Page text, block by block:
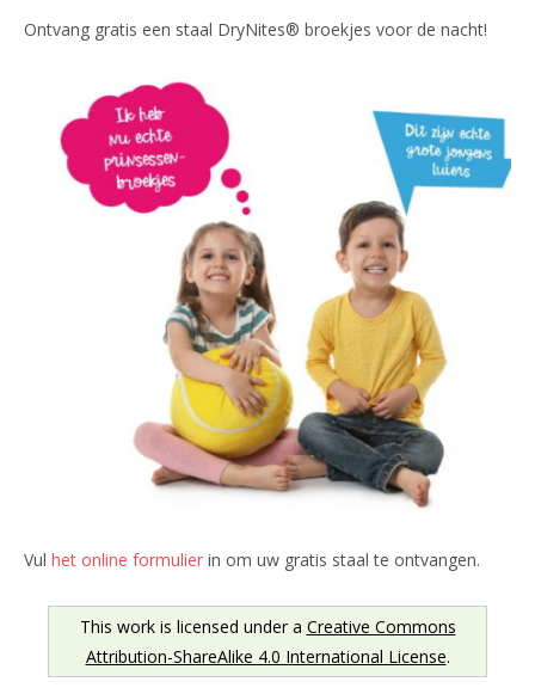
Ontvang gratis een staal DryNites® broekjes voor de nacht!
Vul het online formulier in om uw gratis staal te ontvangen.
This work is licensed under a Creative Commons
Attribution-ShareAlike 4.0 International License.